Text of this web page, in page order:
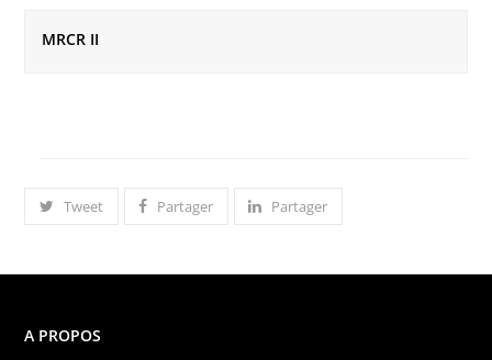
MRCR II
Tweet Partager Partager
A PROPOS